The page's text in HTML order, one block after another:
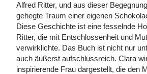
Alfred Ritter, und aus dieser
gehegte Traum einer eigenen
Diese Geschichte ist eine fesselnde
Ritter, die mit Entschlossenheit und
verwirklichte. Das Buch ist nicht nur
auch äußerst aufschlussreich. Clara
inspirierende Frau dargestellt, die den